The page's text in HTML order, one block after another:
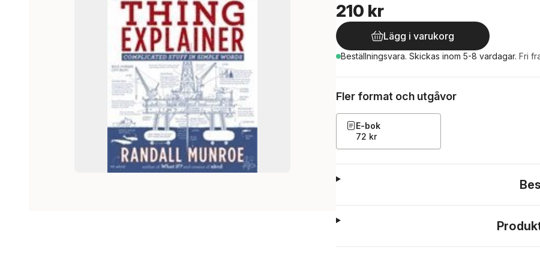
210 kr
Lägg i varukorg
Beställningsvara. Skickas inom 5-8 vardagar. Fri
Fler format och utgåvor
E-bok
72 kr